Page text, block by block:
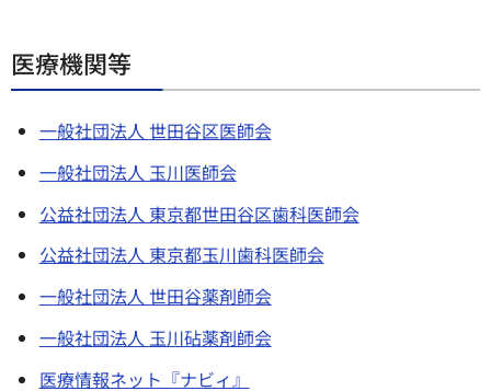
医療機関等
一般社団法人 世田谷区医師会
一般社団法人 玉川医師会
公益社団法人 東京都世田谷区歯科医師会
公益社団法人 東京都玉川歯科医師会
一般社団法人 世田谷薬剤師会
一般社団法人 玉川砧薬剤師会
医療情報ネット『ナビィ』